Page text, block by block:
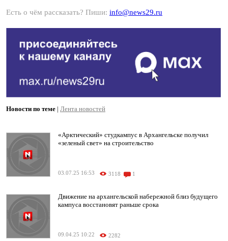
Есть о чём рассказать? Пиши: info@news29.ru
Новости по теме | Лента новостей
«Арктический» студкампус в Архангельске получил
«зеленый свет» на строительство
03.07.25 16:53 3118 1
Движение на архангельской набережной близ будущего
кампуса восстановят раньше срока
09.04.25 10:22 2282